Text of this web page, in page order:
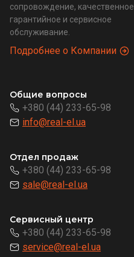
сопровождение, качественное
гарантийное и сервисное
обслуживание.
Подробнее о Компании
Общие вопросы
+380 (44) 233-65-98
info@real-el.ua
Отдел продаж
+380 (44) 233-65-98
sale@real-el.ua
Сервисный центр
+380 (44) 233-65-98
service@real-el.ua